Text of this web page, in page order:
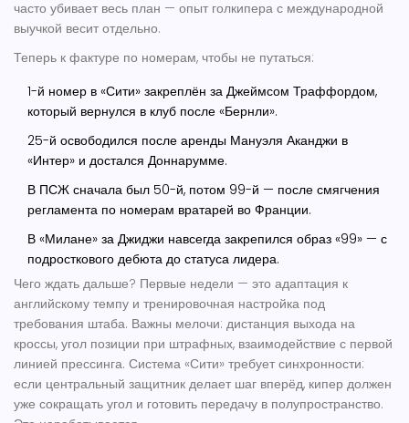
часто убивает весь план — опыт голкипера с международной
выучкой весит отдельно.
Теперь к фактуре по номерам, чтобы не путаться:
1-й номер в «Сити» закреплён за Джеймсом Траффордом,
который вернулся в клуб после «Бернли».
25-й освободился после аренды Мануэля Аканджи в
«Интер» и достался Доннарумме.
В ПСЖ сначала был 50-й, потом 99-й — после смягчения
регламента по номерам вратарей во Франции.
В «Милане» за Джиджи навсегда закрепился образ «99» — с
подросткового дебюта до статуса лидера.
Чего ждать дальше? Первые недели — это адаптация к
английскому темпу и тренировочная настройка под
требования штаба. Важны мелочи: дистанция выхода на
кроссы, угол позиции при штрафных, взаимодействие с первой
линией прессинга. Система «Сити» требует синхронности:
если центральный защитник делает шаг вперёд, кипер должен
уже сокращать угол и готовить передачу в полупространство.